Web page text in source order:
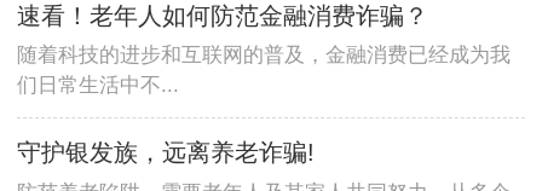
速看！老年人如何防范金融消费诈骗？
随着科技的进步和互联网的普及，金融消费已经成为我
们日常生活中不...
守护银发族，远离养老诈骗!